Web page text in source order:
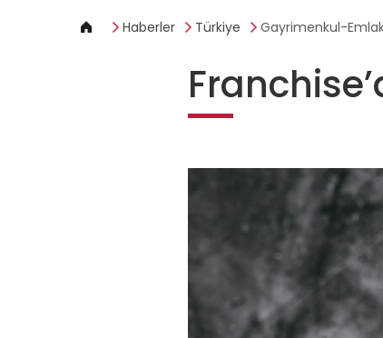
Haberler Türkiye Gayrimenkul-